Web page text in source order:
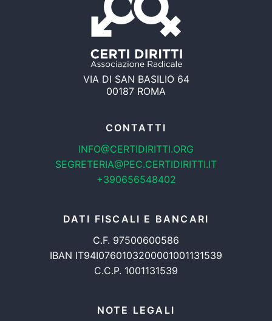
VIA DI SAN BASILIO 64
00187 ROMA
CONTATTI
INFO@CERTIDIRITTI.ORG
SEGRETERIA@PEC.CERTIDIRITTI.IT
+390656548402
DATI FISCALI E BANCARI
C.F. 97500600586
IBAN IT94I0760103200001001131539
C.C.P. 1001131539
NOTE LEGALI